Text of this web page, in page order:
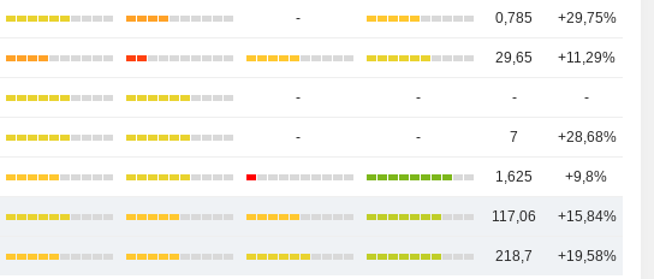
- 0,785 +29,75%
29,65 +11,29%
- - - -
- - 7 +28,68%
1,625 +9,8%
117,06 +15,84%
218,7 +19,58%